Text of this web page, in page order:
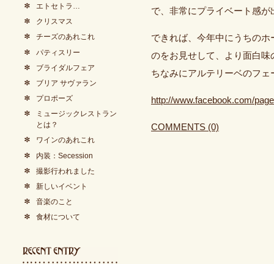
で、非常にプライベート感
できれば、今年中にうちの
のをお見せして、より面白
ちなみにアルテリーベのフ
http://www.facebook.com/
COMMENTS (0)
エトセトラ…
クリスマス
チーズのあれこれ
パティスリー
ブライダルフェア
ブリア サヴァラン
プロポーズ
ミュージックレストラン
とは？
ワインのあれこれ
内装：Secession
撮影行われました
新しいイベント
音楽のこと
食材について